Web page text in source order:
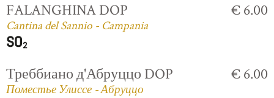
FALANGHINA DOP
Cantina del Sannio - Campania
€ 6.00
Треббиано д'Абруццо DOP
Поместье Улиссе - Абруццо
€ 6.00